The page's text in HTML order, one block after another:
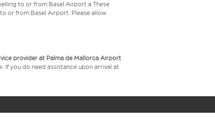
to or from Basel Airport a These
or from Basel Airport. Please allow
provider at Palma de Mallorca Airport
If you do need assistance upon arrival at